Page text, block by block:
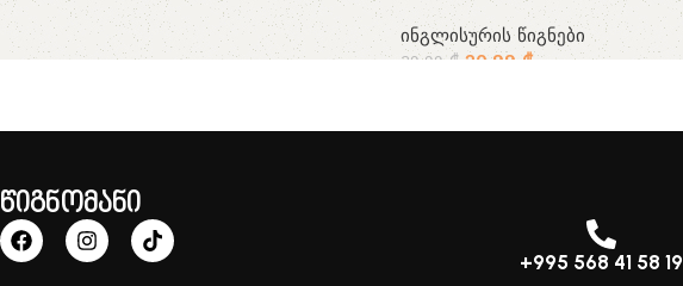
ინგლისურის წიგნები
39.99₾ 20.99₾
წიგნომანი
+995 568 41 58 19